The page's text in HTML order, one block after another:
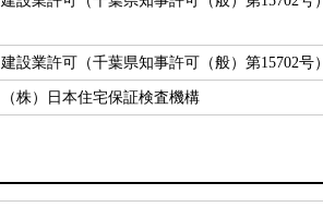
建設業許可（千葉県知事許可（般）第15702号）
（株）日本住宅保証検査機構